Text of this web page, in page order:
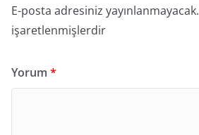
E-posta adresiniz yayınlanmayacak.
işaretlenmişlerdir
Yorum *